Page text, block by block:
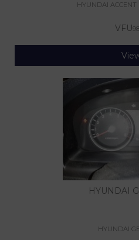
HYUNDAI ACCENT
VFU
HYUNDAI
HYUNDAI